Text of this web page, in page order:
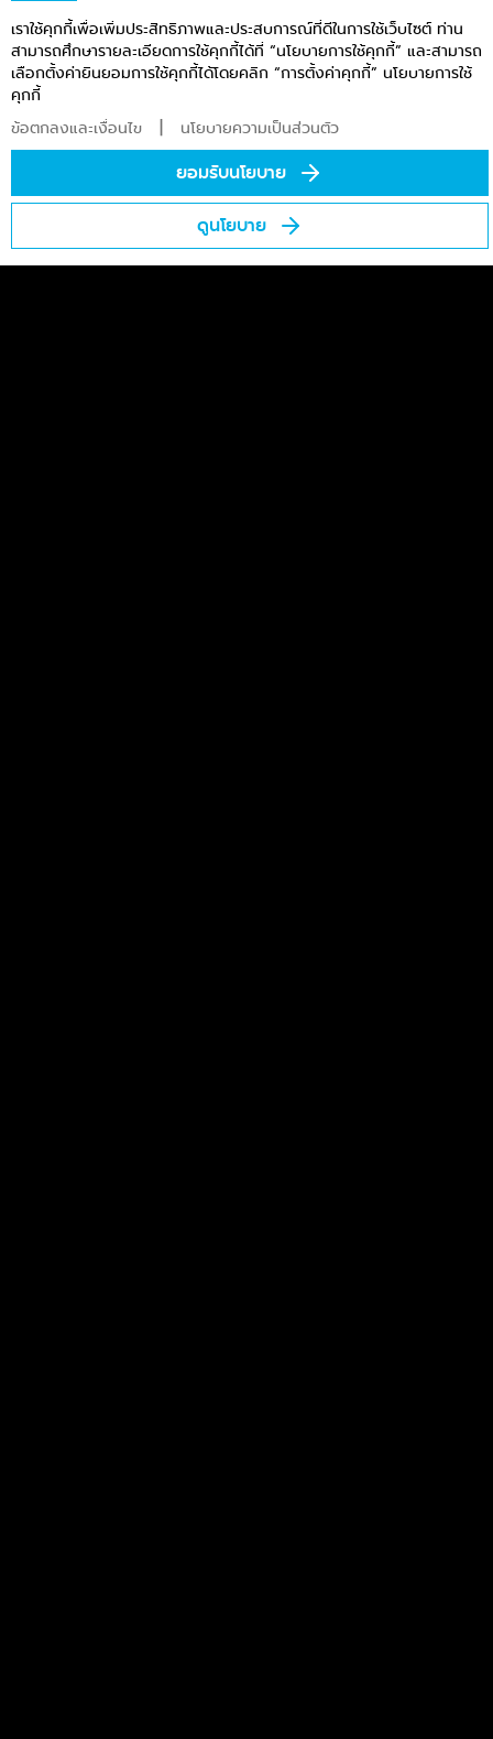
แหล่งหิน ทราย คุณภาพ ครอบคลุมทั่ว
ประเทศ
เราใช้คุกกี้เพื่อเพิ่มประสิทธิภาพและประสบการณ์ที่ดีในการใช้เว็บไซต์ ท่าน
สามารถศึกษารายละเอียดการใช้คุกกี้ได้ที่ “นโยบายการใช้คุกกี้” และสามารถ
เลือกตั้งค่ายินยอมการใช้คุกกี้ได้โดยคลิก “การตั้งค่าคุกกี้” นโยบายการใช้
คุกกี้
ข้อตกลงและเงื่อนไข
| นโยบายความเป็นส่วนตัว
ยอมรับนโยบาย
ดูนโยบาย